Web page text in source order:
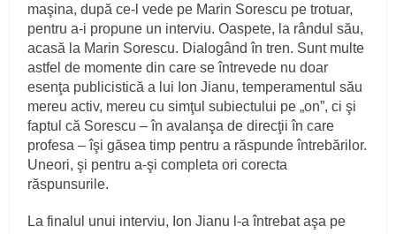
maşina, după ce-l vede pe Marin Sorescu pe trotuar,
pentru a-i propune un interviu. Oaspete, la rândul său,
acasă la Marin Sorescu. Dialogând în tren. Sunt multe
astfel de momente din care se întrevede nu doar
esenţa publicistică a lui Ion Jianu, temperamentul său
mereu activ, mereu cu simţul subiectului pe „on”, ci şi
faptul că Sorescu – în avalanşa de direcţii în care
profesa – îşi găsea timp pentru a răspunde întrebărilor.
Uneori, şi pentru a-şi completa ori corecta
răspunsurile.
La finalul unui interviu, Ion Jianu l-a întrebat aşa pe